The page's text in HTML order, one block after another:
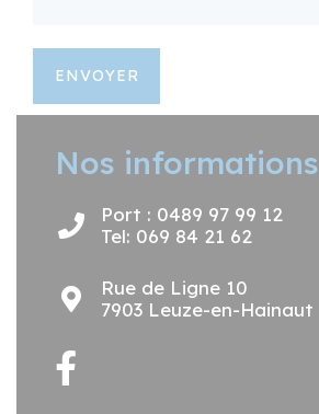
ENVOYER
Nos informations
Port : 0489 97 99 12
Tel: 069 84 21 62
Rue de Ligne 10
7903 Leuze-en-Hainaut